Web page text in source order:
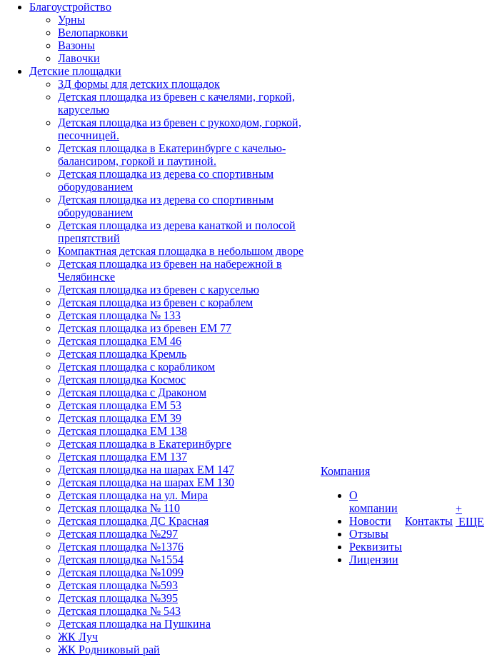
Благоустройство
Урны
Велопарковки
Вазоны
Лавочки
Детские площадки
3Д формы для детских площадок
Детская площадка из бревен с качелями, горкой,
каруселью
Детская площадка из бревен с рукоходом, горкой,
песочницей.
Детская площадка в Екатеринбурге с качелью-
балансиром, горкой и паутиной.
Детская площадка из дерева со спортивным
оборудованием
Детская площадка из дерева со спортивным
оборудованием
Детская площадка из дерева канаткой и полосой
препятствий
Компактная детская площадка в небольшом дворе
Детская площадка из бревен на набережной в
Челябинске
Детская площадка из бревен с каруселью
Детская площадка из бревен с кораблем
Детская площадка № 133
Детская площадка из бревен ЕМ 77
Детская площадка ЕМ 46
Детская площадка Кремль
Детская площадка с корабликом
Детская площадка Космос
Детская площадка с Драконом
Детская площадка ЕМ 53
Детская площадка ЕМ 39
Детская площадка ЕМ 138
Детская площадка в Екатеринбурге
Детская площадка ЕМ 137
Детская площадка на шарах ЕМ 147
Детская площадка на шарах ЕМ 130
Детская площадка на ул. Мира
Детская площадка № 110
Детская площадка ДС Красная
Детская площадка №297
Детская площадка №1376
Детская площадка №1554
Детская площадка №1099
Детская площадка №593
Детская площадка №395
Детская площадка № 543
Детская площадка на Пушкина
ЖК Луч
ЖК Родниковый рай
Компания
О
компании
Новости
Отзывы
Реквизиты
Лицензии
Контакты
+
ЕЩЕ